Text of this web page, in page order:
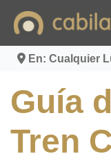
contenido
En: Cualquier
Guía
Tren